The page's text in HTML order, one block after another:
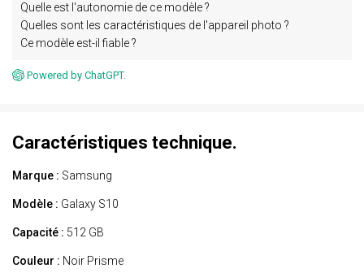
Quelle est l'autonomie de ce modèle ?
Quelles sont les caractéristiques de l'appareil photo ?
Ce modèle est-il fiable ?
Powered by ChatGPT.
Caractéristiques technique.
Marque : Samsung
Modèle : Galaxy S10
Capacité : 512 GB
Couleur : Noir Prisme